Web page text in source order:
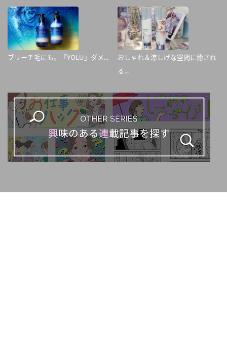
ブリーチ毛にも。「YOLU」ダメ...
おしゃれ＆涼しげな空間に癒され
る...